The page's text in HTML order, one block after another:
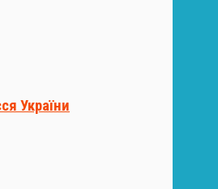
України